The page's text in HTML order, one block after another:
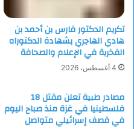
تكريم الدكتور فارس بن أحمد بن
هادي الهاجري بشهادة الدكتوراه
الفخرية في الإعلام والصحافة
4 أغسطس، 2026
مصادر طبية تعلن مقتل 18
فلسطينيا في غزة منذ صباح اليوم
في قصف إسرائيلي متواصل